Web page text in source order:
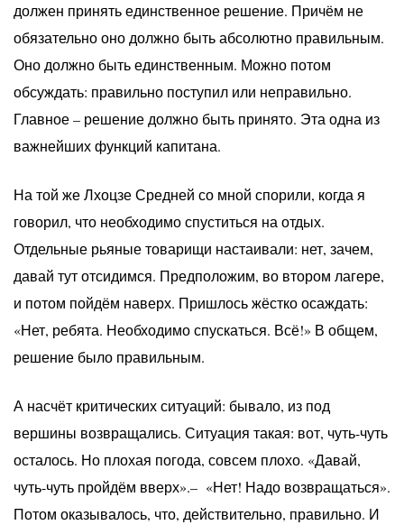
должен принять единственное решение. Причём не
обязательно оно должно быть абсолютно правильным.
Оно должно быть единственным. Можно потом
обсуждать: правильно поступил или неправильно.
Главное – решение должно быть принято. Эта одна из
важнейших функций капитана.
На той же Лхоцзе Средней со мной спорили, когда я
говорил, что необходимо спуститься на отдых.
Отдельные рьяные товарищи настаивали: нет, зачем,
давай тут отсидимся. Предположим, во втором лагере,
и потом пойдём наверх. Пришлось жёстко осаждать:
«Нет, ребята. Необходимо спускаться. Всё!» В общем,
решение было правильным.
А насчёт критических ситуаций: бывало, из под
вершины возвращались. Ситуация такая: вот, чуть-чуть
осталось. Но плохая погода, совсем плохо. «Давай,
чуть-чуть пройдём вверх».– «Нет! Надо возвращаться».
Потом оказывалось, что, действительно, правильно. И